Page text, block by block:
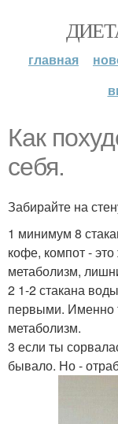
главная
Как
себя.
Забирайте на
1 минимум 8
кофе, компот -
метаболизм,
2 1-2 стакана
первыми. Именно
метаболизм.
3 если ты
бывало. Но -